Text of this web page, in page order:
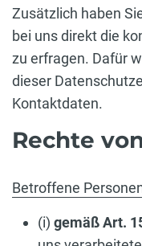
Zusätzlich haben
bei uns direkt die
zu erfragen. Dafür
dieser
Kontaktdaten.
Rechte
Betroffene
(i) gemäß Art.